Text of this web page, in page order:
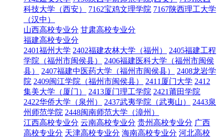
科技大学（西安）
7162宝鸡文理学院 7167陕西理工大学
（汉中）
山西高校专业分 甘肃高校专业分
福建高校专业分
2401福州大学 2402福建农林大学（福州）
2405福建工程
学院（福州市闽侯县）
2406福建医科大学（福州市闽侯
县）
2407福建中医药大学（福州市闽侯县）
2408龙岩学
院 2409闽江学院（福州市闽侯县） 2411厦门大学 2412
集美大学（厦门）
2413厦门理工学院 2421莆田学院
2422华侨大学（泉州）
2437武夷学院（武夷山）
2443泉
州师范学院 2448闽南师范大学（漳州）
江西高校专业分 云南高校专业分 贵州高校专业分 广西
高校专业分 天津高校专业分 海南高校专业分 河北高校